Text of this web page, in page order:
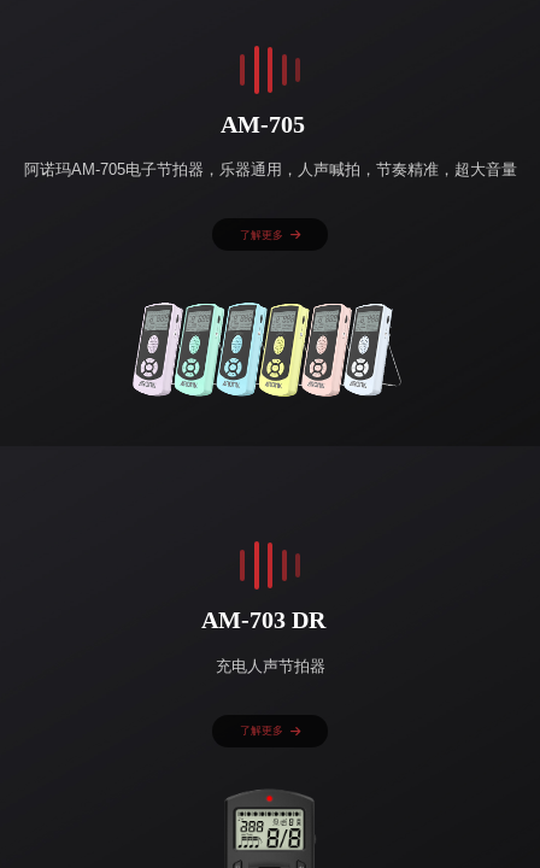
AM-705
阿诺玛AM-705电子节拍器，乐器通用，人声喊拍，节奏精准，超大音量
了解更多
AM-703 DR
充电人声节拍器
了解更多